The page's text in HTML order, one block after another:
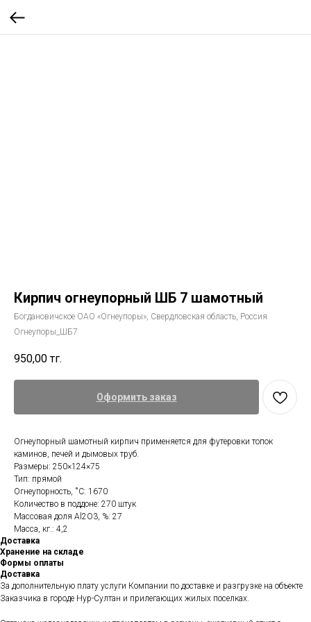
Кирпич огнеупорный ШБ 7 шамотный
Богдановичское ОАО «Огнеупоры», Свердловская область, Россия
Огнеупоры_ШБ7
950,00 тг.
Оформить заказ
Огнеупорный шамотный кирпич применяется для футеровки топок
каминов, печей и дымовых труб.
Размеры: 250×124×75
Тип: прямой
Огнеупорность, ˚С: 1670
Количество в поддоне: 270 штук
Массовая доля Al2O3, %: 27
Масса, кг.: 4,2
Доставка
Хранение на складе
Формы оплаты
Доставка
За дополнительную плату услуги Компании по доставке и разгрузке на объекте
Заказчика в городе Нур-Султан и прилегающих жилых поселках.